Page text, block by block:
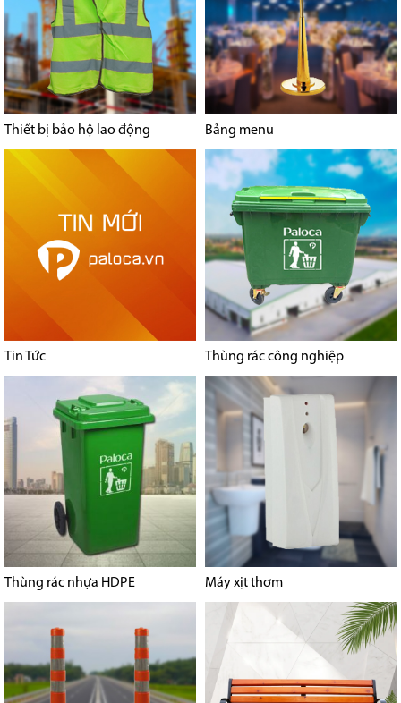
Thiết bị bảo hộ lao động Bảng menu
Tin Tức Thùng rác công nghiệp
Thùng rác nhựa HDPE Máy xịt thơm